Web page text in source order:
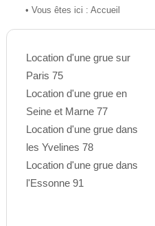
• Vous êtes ici : Accueil
Location d'une grue sur
Paris 75
Location d'une grue en
Seine et Marne 77
Location d'une grue dans
les Yvelines 78
Location d'une grue dans
l'Essonne 91